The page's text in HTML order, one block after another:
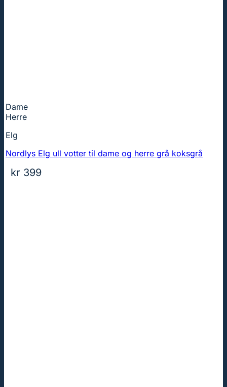
Dame
Herre
Elg
Nordlys Elg ull votter til dame og herre grå koksgrå
kr 399